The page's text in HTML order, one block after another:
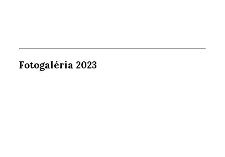
Fotogaléria 2023